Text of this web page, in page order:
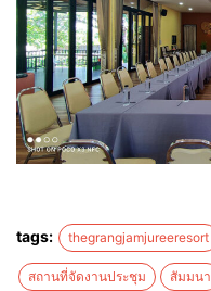
tags: thegrangjamjureeresort
สถานที่จัดงานประชุม สัมมนา